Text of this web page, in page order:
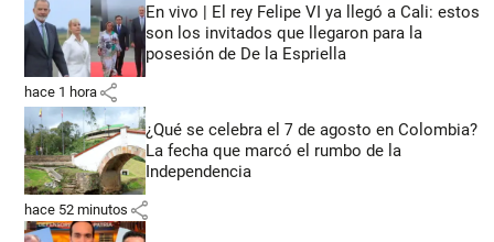
En vivo | El rey Felipe VI ya llegó a Cali: estos
son los invitados que llegaron para la
posesión de De la Espriella
hace 1 hora share
¿Qué se celebra el 7 de agosto en Colombia?
La fecha que marcó el rumbo de la
Independencia
hace 52 minutos share